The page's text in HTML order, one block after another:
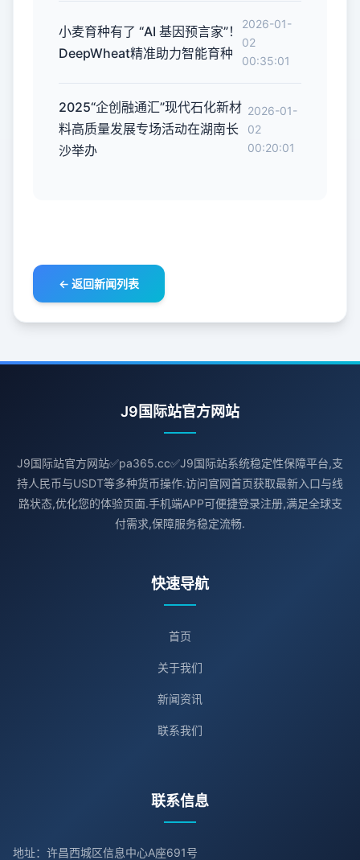
小麦育种有了 “AI 基因预言家”！
DeepWheat精准助力智能育种
2026-01-
02
00:35:01
2025“企创融通汇”现代石化新材
料高质量发展专场活动在湖南长
沙举办
2026-01-
02
00:20:01
← 返回新闻列表
J9国际站官方网站
J9国际站官方网站✅pa365.cc✅J9国际站系统稳定性保障平台,支
持人民币与USDT等多种货币操作.访问官网首页获取最新入口与线
路状态,优化您的体验页面.手机端APP可便捷登录注册,满足全球支
付需求,保障服务稳定流畅.
快速导航
首页
关于我们
新闻资讯
联系我们
联系信息
地址：许昌西城区信息中心A座691号